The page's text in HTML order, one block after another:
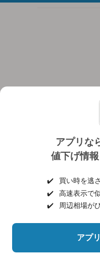
アプリな
値下げ情
✔️
買い時を逃
✔️
高速表示で
✔️
周辺相場が
アプ
個人情報保護
ヘルプ・お
©NIFTY